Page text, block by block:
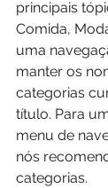
principais
Comida,
uma
manter os
categorias
título. Para
menu de
nós
categorias.